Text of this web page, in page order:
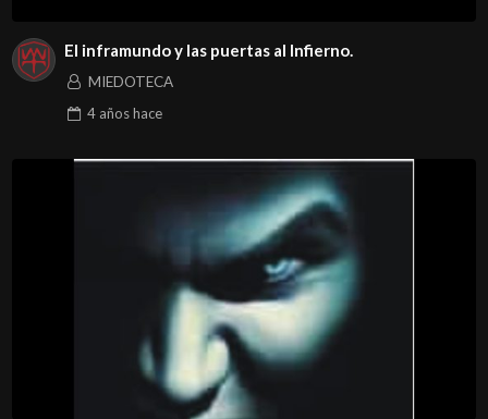
El inframundo y las puertas al Infierno.
MIEDOTECA
4 añoshace